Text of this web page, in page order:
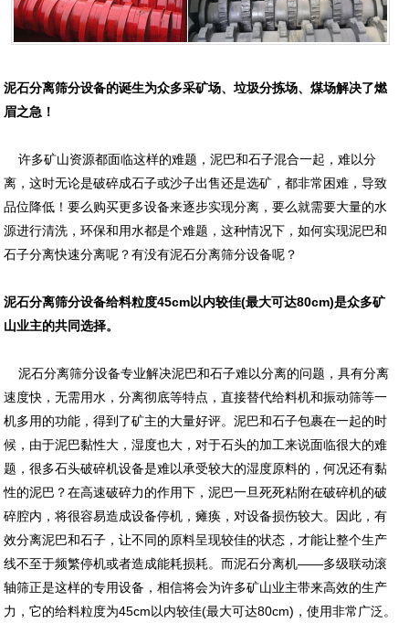
泥石分离筛分设备的诞生为众多采矿场、垃圾分拣场、煤场解决了燃
眉之急！
许多矿山资源都面临这样的难题，泥巴和石子混合一起，难以分
离，这时无论是破碎成石子或沙子出售还是选矿，都非常困难，导致
品位降低！要么购买更多设备来逐步实现分离，要么就需要大量的水
源进行清洗，环保和用水都是个难题，这种情况下，如何实现泥巴和
石子分离快速分离呢？有没有泥石分离筛分设备呢？
泥石分离筛分设备给料粒度45cm以内较佳(最大可达80cm)是众多矿
山业主的共同选择。
泥石分离筛分设备专业解决泥巴和石子难以分离的问题，具有分离
速度快，无需用水，分离彻底等特点，直接替代给料机和振动筛等一
机多用的功能，得到了矿主的大量好评。泥巴和石子包裹在一起的时
候，由于泥巴黏性大，湿度也大，对于石头的加工来说面临很大的难
题，很多石头破碎机设备是难以承受较大的湿度原料的，何况还有黏
性的泥巴？在高速破碎力的作用下，泥巴一旦死死粘附在破碎机的破
碎腔内，将很容易造成设备停机，瘫痪，对设备损伤较大。因此，有
效分离泥巴和石子，让不同的原料呈现较佳的状态，才能让整个生产
线不至于频繁停机或者造成能耗损耗。而泥石分离机——多级联动滚
轴筛正是这样的专用设备，相信将会为许多矿山业主带来高效的生产
力，它的给料粒度为45cm以内较佳(最大可达80cm)，使用非常广泛。